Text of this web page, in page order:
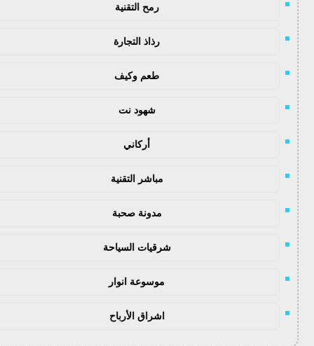
رمح التقنية
رذاذ التجارة
طعم وكيف
شهود نت
أركاني
مباشر التقنية
مدونة صحبة
شرقيات السياحة
موسوعة انوار
اشراق الأرباح